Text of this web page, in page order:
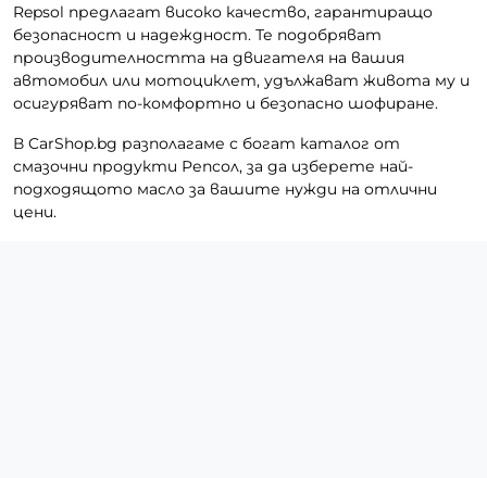
Repsol предлагат високо качество, гарантиращо
безопасност и надеждност. Те подобряват
производителността на двигателя на вашия
автомобил или мотоциклет, удължават живота му и
осигуряват по-комфортно и безопасно шофиране.
В CarShop.bg разполагаме с богат каталог от
смазочни продукти Репсол, за да изберете най-
подходящото масло за вашите нужди на отлични
цени.